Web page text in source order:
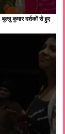
बुल्लु कुमार दर्शकों से हुए